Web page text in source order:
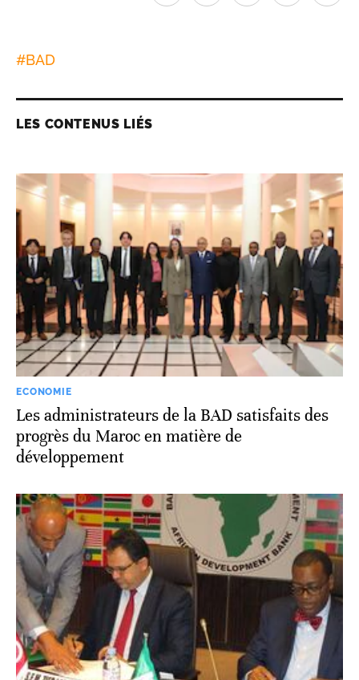
#BAD
LES CONTENUS LIÉS
ECONOMIE
Les administrateurs de la BAD satisfaits des
progrès du Maroc en matière de
développement